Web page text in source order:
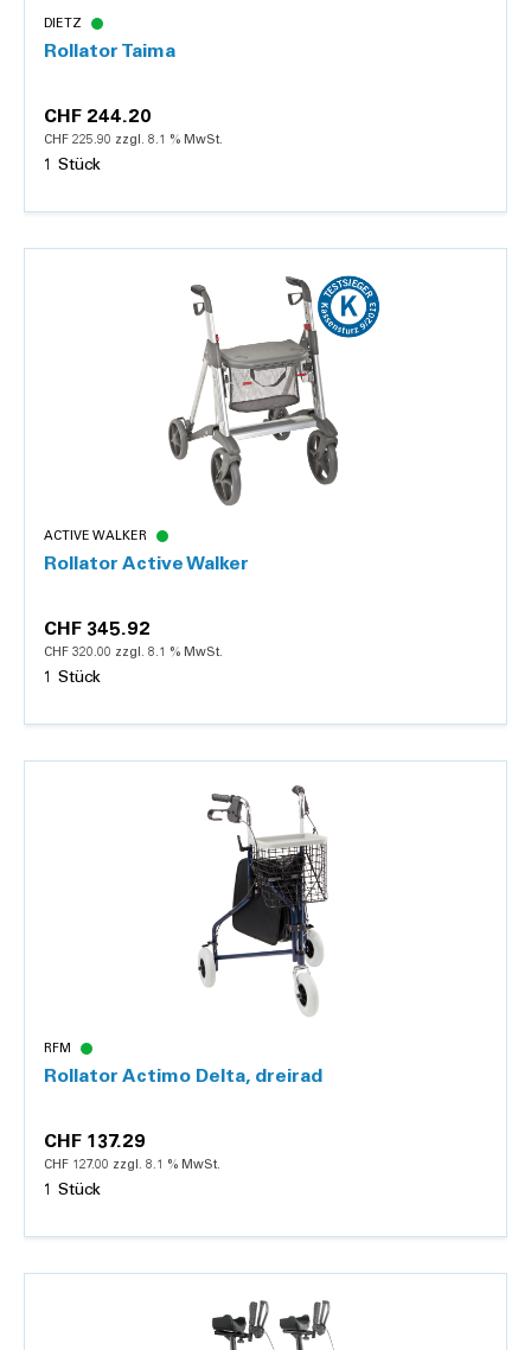
DIETZ
Rollator Taima
CHF 244.20
CHF 225.90 zzgl. 8.1 % MwSt.
1 Stück
Details
ACTIVE WALKER
Rollator Active Walker
CHF 345.92
CHF 320.00 zzgl. 8.1 % MwSt.
1 Stück
Details
RFM
Rollator Actimo Delta, dreirad
CHF 137.29
CHF 127.00 zzgl. 8.1 % MwSt.
1 Stück
Details